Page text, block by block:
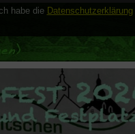
habe die Datenschutzerklärung